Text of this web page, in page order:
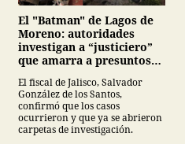
El "Batman" de Lagos de
Moreno: autoridades
investigan a “justiciero”
que amarra a presuntos
El fiscal de Jalisco, Salvador
González de los Santos,
confirmó que los casos
ocurrieron y que ya se abrieron
carpetas de investigación.